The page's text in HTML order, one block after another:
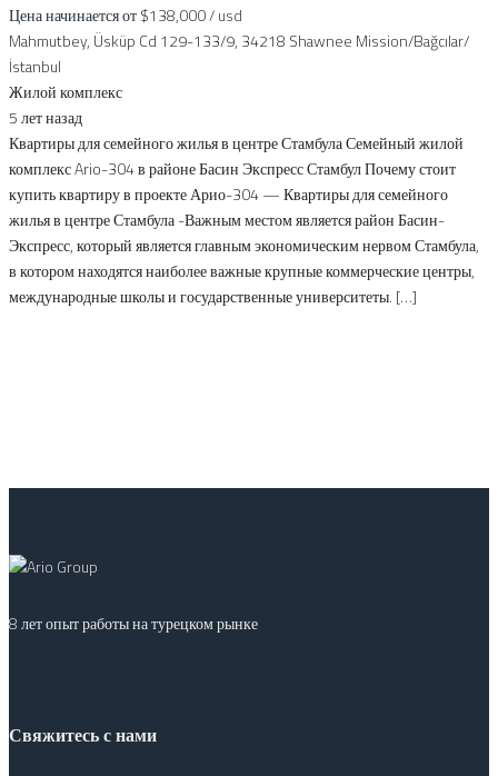
Цена начинается от$138,000/ usd
Mahmutbey, Üsküp Cd 129-133/9, 34218 Shawnee Mission/Bağcılar/
İstanbul
Жилой комплекс
5 лет назад
Квартиры для семейного жилья в центре Стамбула Семейный жилой
комплекс Ario-304 в районе Басин Экспресс Стамбул Почему стоит
купить квартиру в проекте Арио-304 — Квартиры для семейного
жилья в центре Стамбула -Важным местом является район Басин-
Экспресс, который является главным экономическим нервом Стамбула,
в котором находятся наиболее важные крупные коммерческие центры,
международные школы и государственные университеты. […]
8 лет опыт работы на турецком рынке
Свяжитесь с нами